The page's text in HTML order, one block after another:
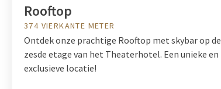
Rooftop
374 VIERKANTE METER
Ontdek onze prachtige Rooftop met skybar op de
zesde etage van het Theaterhotel. Een unieke en
exclusieve locatie!